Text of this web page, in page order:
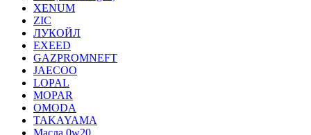
XENUM
ZIC
ЛУКОЙЛ
EXEED
GAZPROMNEFT
JAECOO
LOPAL
MOPAR
OMODA
TAKAYAMA
Масла 0w20